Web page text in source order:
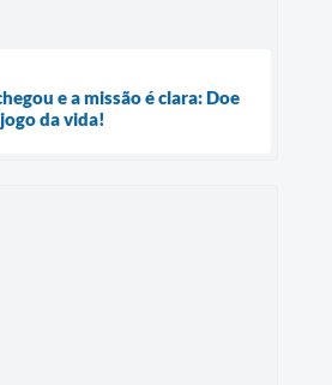
e a missão é clara: Doe
da vida!